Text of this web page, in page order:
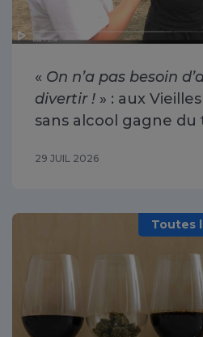
« On n’a pas besoin
divertir ! » : aux
sans alcool gagne du
29 JUIL 2026
Toutes